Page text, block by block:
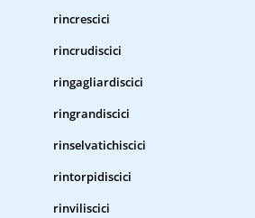
rincrescici
rincrudiscici
ringagliardiscici
ringrandiscici
rinselvatichiscici
rintorpidiscici
rinviliscici